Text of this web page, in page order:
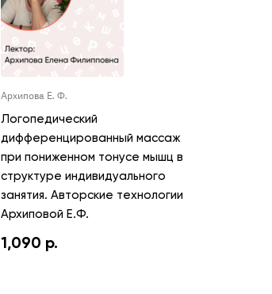
Архипова Е. Ф.
Логопедический
дифференцированный массаж
при пониженном тонусе мышц в
структуре индивидуального
занятия. Авторские технологии
Архиповой Е.Ф.
1,090 р.